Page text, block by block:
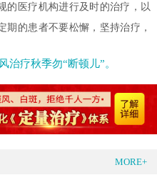
的医疗机构进行及时的治疗，以
期的患者不要松懈，坚持治疗，
治疗秋季勿“断顿儿”。
MORE+